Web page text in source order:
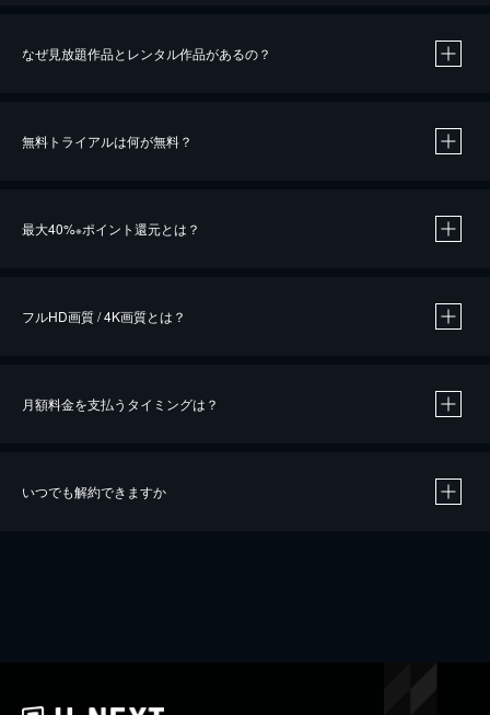
なぜ見放題作品とレンタル作品があるの？
無料トライアルは何が無料？
最大40%※ポイント還元とは？
※40％ポイント還元の対象は、クレジットカード決済による作品の購入 / レンタルです。
iOSアプリのUコイン決済による作品の購入 / レンタルは、20％のポイント還元です。
フルHD画質 / 4K画質とは？
月額料金を支払うタイミングは？
いつでも解約できますか